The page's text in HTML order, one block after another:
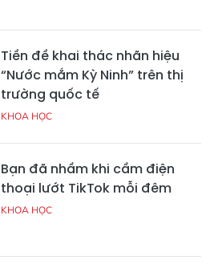
Tiền đề khai thác nhãn hiệu
“Nước mắm Kỳ Ninh” trên thị
trường quốc tế
KHOA HỌC
Bạn đã nhầm khi cầm điện
thoại lướt TikTok mỗi đêm
KHOA HỌC